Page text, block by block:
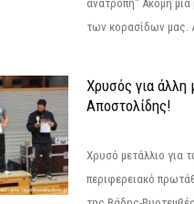
ανατροπή" Ακόμη μία
των κορασίδων μας.
Χρυσός για άλλη
Αποστολίδης!
Χρυσό μετάλλιο για
περιφερειακό